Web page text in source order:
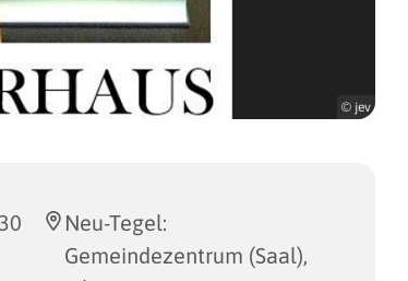
© jev
Neu-Tegel:
Gemeindezentrum (Saal),